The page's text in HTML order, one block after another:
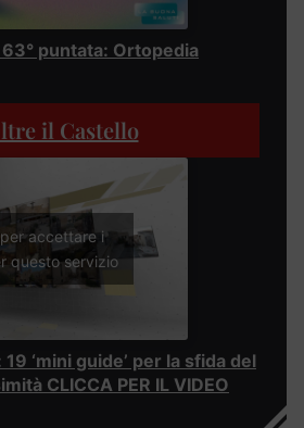
puntata: Ortopedia
il Castello
accettare i
questo servizio
‘mini guide’ per la sfida del
CLICCA PER IL VIDEO